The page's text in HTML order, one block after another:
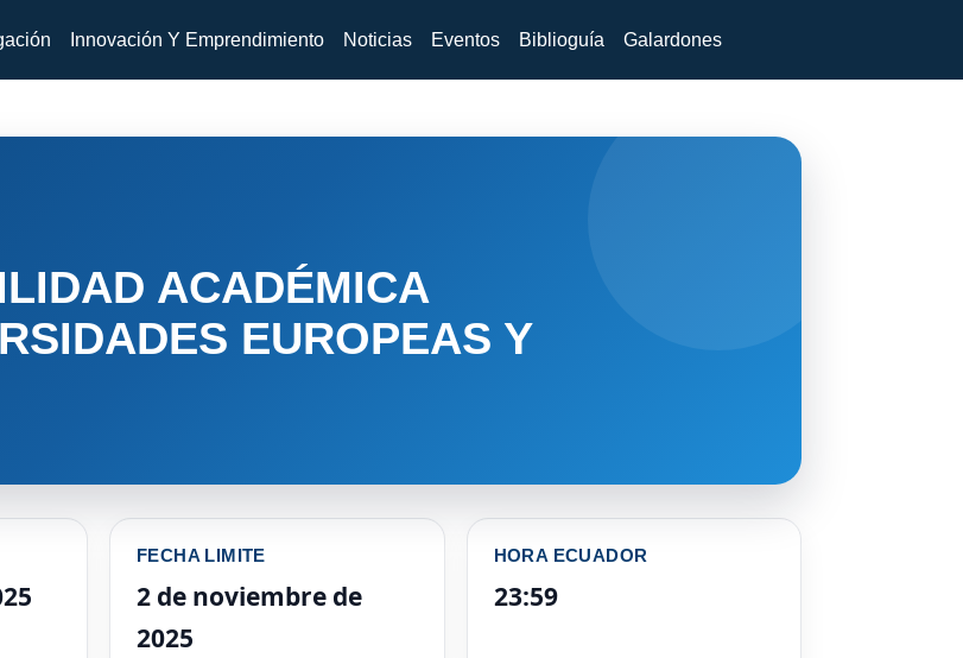
Innovación Y Emprendimiento Noticias Eventos Biblioguía Galardones
ACADÉMICA
EUROPEAS Y
FECHA LIMITE
2 de noviembre de
2025
HORA ECUADOR
23:59